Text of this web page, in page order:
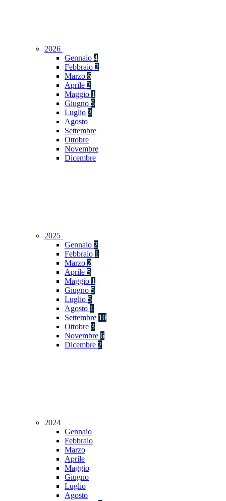
2026
Gennaio 4
Febbraio 2
Marzo 6
Aprile 2
Maggio 1
Giugno 5
Luglio 3
Agosto
Settembre
Ottobre
Novembre
Dicembre
2025
Gennaio 2
Febbraio 1
Marzo 2
Aprile 5
Maggio 1
Giugno 5
Luglio 5
Agosto 1
Settembre 10
Ottobre 3
Novembre 6
Dicembre 2
2024
Gennaio
Febbraio
Marzo
Aprile
Maggio
Giugno
Luglio
Agosto